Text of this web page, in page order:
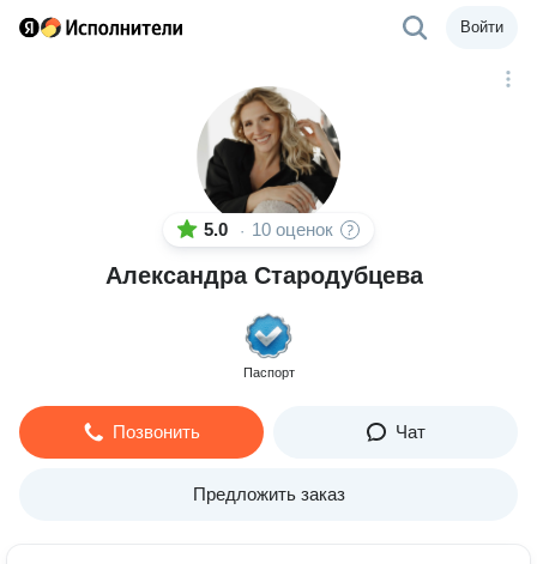
Войти
5.0 · 10 оценок
Александра Стародубцева
Паспорт
Позвонить Чат
Предложить заказ